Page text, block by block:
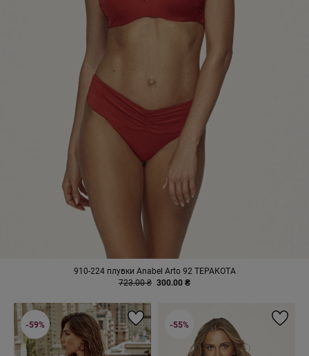
910-224 плувки Anabel Arto 92 ТЕРАКОТА
723.00 ₴ 300.00 ₴
-59% -55%